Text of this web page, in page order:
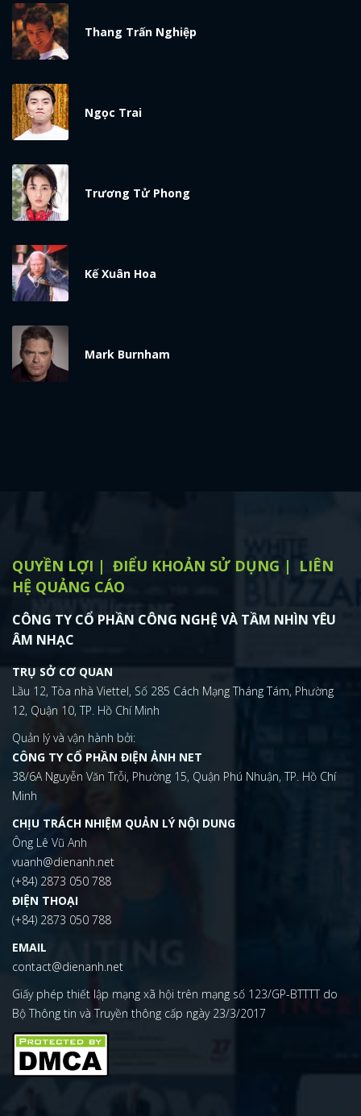
ĐĂNG NHẬP
Thang Trấn Nghiệp
Ngọc Trai
Trương Tử Phong
Kế Xuân Hoa
Mark Burnham
QUYỀN LỢI ĐIỂU KHOẢN SỬ DỤNG
LIÊN
HỆ QUẢNG CÁO
CÔNG TY CỔ PHẦN CÔNG NGHỆ VÀ TẦM NHÌN YÊU
ÂM NHẠC
TRỤ SỞ CƠ QUAN
Lầu 12, Tòa nhà Viettel, Số 285 Cách Mạng Tháng Tám, Phường
12, Quận 10, TP. Hồ Chí Minh
Quản lý và vận hành bởi:
CÔNG TY CỔ PHẦN ĐIỆN ẢNH NET
38/6A Nguyễn Văn Trỗi, Phường 15, Quận Phú Nhuận, TP. Hồ Chí
Minh
CHỊU TRÁCH NHIỆM QUẢN LÝ NỘI DUNG
Ông Lê Vũ Anh
vuanh@dienanh.net
(+84) 2873 050 788
ĐIỆN THOẠI
(+84) 2873 050 788
EMAIL
contact@dienanh.net
Giấy phép thiết lập mạng xã hội trên mạng số 123/GP-BTTTT do
Bộ Thông tin và Truyền thông cấp ngày 23/3/2017